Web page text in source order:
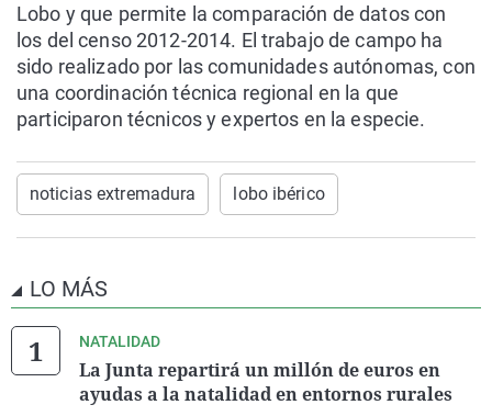
Lobo y que permite la comparación de datos con
los del censo 2012-2014. El trabajo de campo ha
sido realizado por las comunidades autónomas, con
una coordinación técnica regional en la que
participaron técnicos y expertos en la especie.
noticias extremadura lobo ibérico
LO MÁS
NATALIDAD
La Junta repartirá un millón de euros en
ayudas a la natalidad en entornos rurales